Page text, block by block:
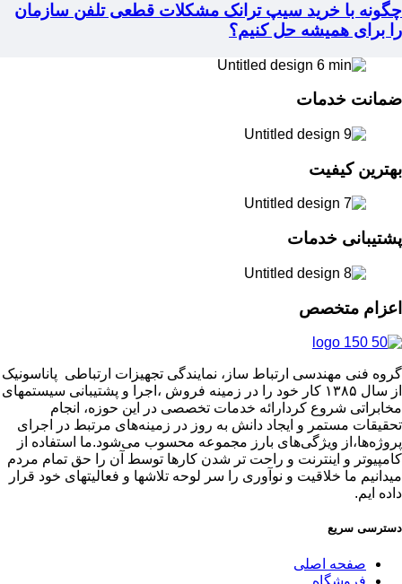
چگونه با خرید سیپ ترانک مشکلات قطعی تلفن سازمان
را برای همیشه حل کنیم؟
ضمانت خدمات
بهترین کیفیت
پشتیبانی خدمات
اعزام متخصص
گروه فنی مهندسی ارتباط ساز، نمایندگی تجهیزات ارتباطی پاناسونیک
از سال ۱۳۸۵ کار خود را در زمینه فروش ،اجرا و پشتیبانی سیستمهای
مخابراتی شروع کردارائه خدمات تخصصی در این حوزه، انجام
تحقیقات مستمر و ایجاد دانش به‌ روز در زمینه‌های مرتبط در اجرای
پروژه‌ها،از ویژگی‌های بارز مجموعه محسوب می‌شود.ما استفاده از
کامپیوتر و اینترنت و راحت تر شدن کارها توسط آن را حق تمام مردم
میدانیم ما خلاقیت و نوآوری را سر لوحه تلاشها و فعالیتهای خود قرار
داده ایم.
دسترسی سریع
صفحه اصلی
فروشگاه